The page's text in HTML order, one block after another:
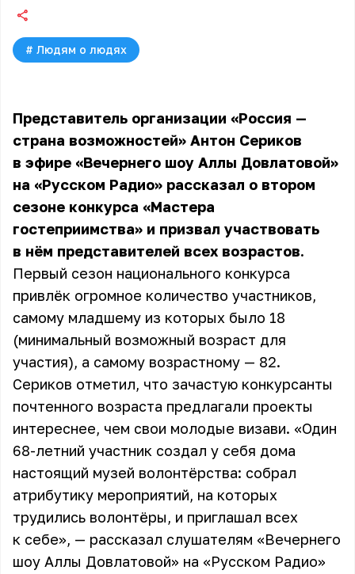
# Людям о людях
Представитель организации «Россия —
страна возможностей» Антон Сериков
в эфире «Вечернего шоу Аллы Довлатовой»
на «Русском Радио» рассказал о втором
сезоне конкурса «Мастера
гостеприимства» и призвал участвовать
в нём представителей всех возрастов.
Первый сезон национального конкурса
привлёк огромное количество участников,
самому младшему из которых было 18
(минимальный возможный возраст для
участия), а самому возрастному — 82.
Сериков отметил, что зачастую конкурсанты
почтенного возраста предлагали проекты
интереснее, чем свои молодые визави. «Один
68-летний участник создал у себя дома
настоящий музей волонтёрства: собрал
атрибутику мероприятий, на которых
трудились волонтёры, и приглашал всех
к себе», — рассказал слушателям «Вечернего
шоу Аллы Довлатовой» на «Русском Радио»